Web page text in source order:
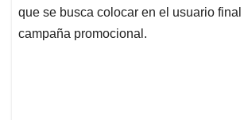
que se busca colocar en el usuario
campaña promocional.